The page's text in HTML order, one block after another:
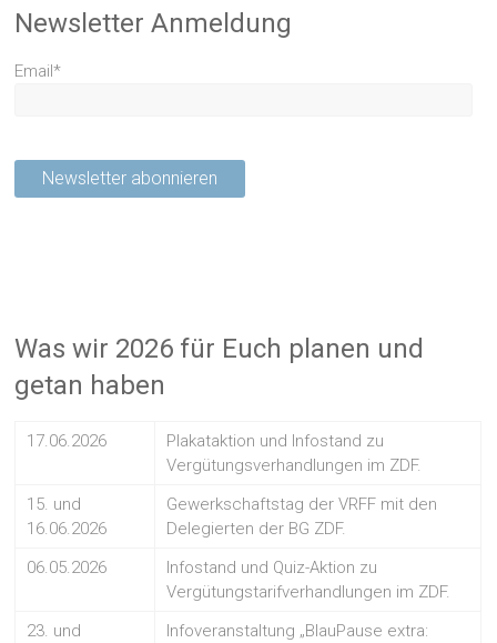
Newsletter Anmeldung
Email*
Was wir 2026 für Euch planen und
getan haben
17.06.2026
Plakataktion und Infostand zu
Vergütungsverhandlungen im ZDF.
15. und
16.06.2026
Gewerkschaftstag der VRFF mit den
Delegierten der BG ZDF.
06.05.2026
Infostand und Quiz-Aktion zu
Vergütungstarifverhandlungen im ZDF.
23. und
Infoveranstaltung „BlauPause extra: